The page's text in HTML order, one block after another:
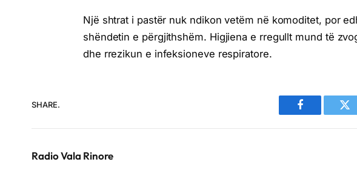
Një shtrat i pastër nuk ndikon vetëm në komoditet, por
shëndetin e përgjithshëm. Higjiena e rregullt mund të
dhe rrezikun e infeksioneve respiratore.
SHARE.
Facebook
Radio Vala Rinore